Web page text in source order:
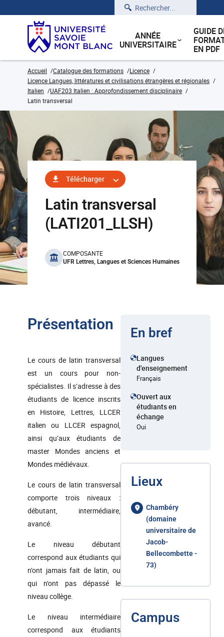
Rechercher
ANNÉE
UNIVERSITAIRE
GUIDE
EN PDF
Accueil Catalogue des formations
Licence
Licence Langues, littératures et civilisations étrangères et régionales
Italien
UAF203 Italien : Approfondissement disciplinaire
Latin transversal
Télécharger
Latin transversal
(LATI201_LLSH)
benefits
COMPOSANTE
UFR Lettres, Langues et Sciences Humaines
Présentation
Le cours de latin transversal
est un cours pour non-
spécialistes. Il s’adresse à des
étudiants de licence inscrits
en Histoire, Lettres, LLCER
italien ou LLCER espagnol,
ainsi qu’aux étudiants de
master Mondes anciens et
Mondes médiévaux.
Le cours de latin transversal
comporte trois niveaux :
débutant, intermédiaire,
avancé.
Le niveau débutant
correspond aux étudiants qui
n’ont jamais fait de latin, ou
qui n’ont pas dépassé le
niveau collège.
Le niveau intermédiaire
correspond aux étudiants
En bref
Langues
d'enseignement
Français
Ouvert aux
étudiants en
échange
Oui
Lieux
Chambéry
(domaine
universitaire de
Jacob-
Bellecombette -
73)
Campus